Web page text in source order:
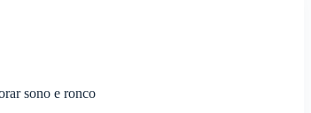
sono e ronco